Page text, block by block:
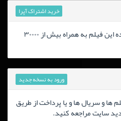
خرید اشتراک آپرا
خرید اشتراک ارزان جهت مشاهده این فیلم به همراه بیش از ۳۰۰۰۰
ورود به نسخه جدید
و سریال ها و یا پرداخت از طریق
سایت مراجعه کنید.